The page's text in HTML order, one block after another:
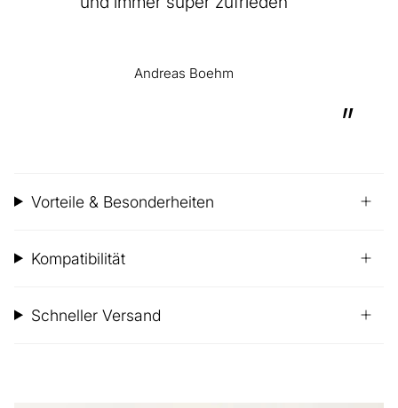
”
Andreas Boehm
Vorteile & Besonderheiten
Kompatibilität
Schneller Versand